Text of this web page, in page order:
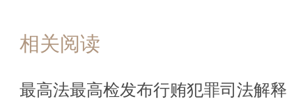
相关阅读
最高法最高检发布行贿犯罪司法解释